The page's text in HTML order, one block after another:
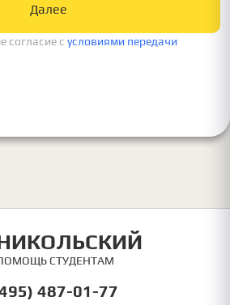
согласие c условиями передачи
Далее
СТУДЕНТАМ
487-01-77